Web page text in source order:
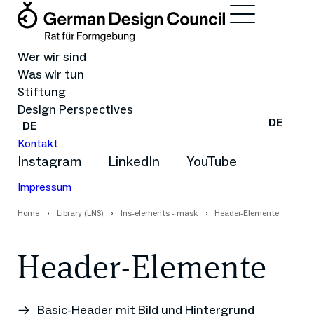
Wer wir sind
Was wir tun
Stiftung
Design Perspectives
DE
Kontakt
Instagram LinkedIn YouTube
Impressum
DE
Home Library (LNS) lns-elements - mask Header-Elemente
Header-Elemente
Basic-Header mit Bild und Hintergrund